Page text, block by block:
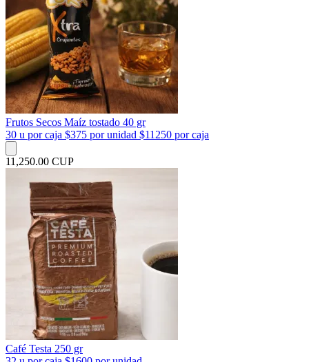
Frutos Secos Maíz tostado 40 gr
30 u por caja $375 por unidad $11250 por caja
11,250.00 CUP
Café Testa 250 gr